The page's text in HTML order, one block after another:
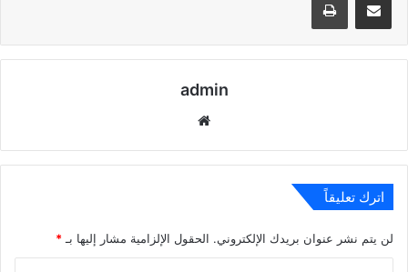
admin
اترك تعليقاً
لن يتم نشر عنوان بريدك الإلكتروني. الحقول الإلزامية مشار إليها بـ *